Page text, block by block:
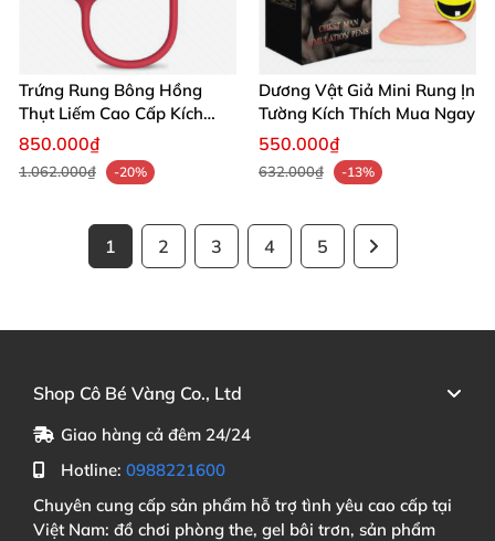
Trứng Rung Bông Hồng
Thụt Liếm Cao Cấp Kích
Thích Mua Ngay
850.000₫
1.062.000₫ -20%
Dương Vật Giả Mini Rung Ịn
Tường Kích Thích Mua Ngay
550.000₫
632.000₫ -13%
1 2 3 4 5
Shop Cô Bé Vàng Co., Ltd
Giao hàng cả đêm 24/24
Hotline: 0988221600
Chuyên cung cấp sản phẩm hỗ trợ tình yêu cao cấp tại
Việt Nam: đồ chơi phòng the, gel bôi trơn, sản phẩm